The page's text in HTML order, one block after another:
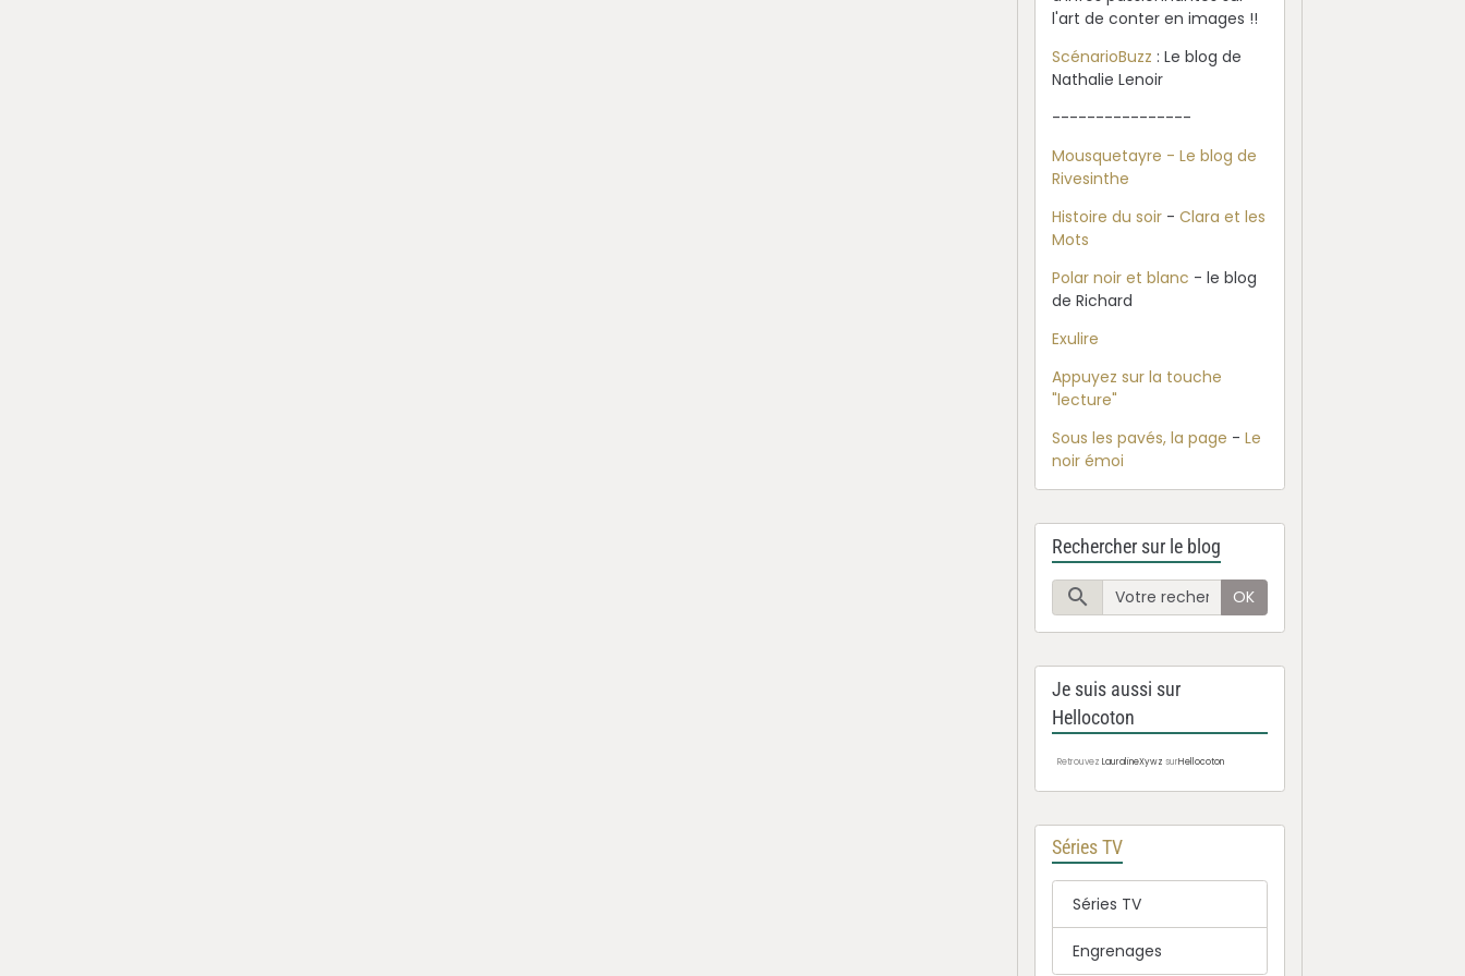
l'art de conter en images !!
ScénarioBuzz : Le blog de
Nathalie Lenoir
----------------
Mousquetayre - Le blog de
Rivesinthe
Histoire du soir -Clara et les
Mots
Polar noir et blanc - le blog
de Richard
Exulire
Appuyez sur la touche
"lecture"
Sous les pavés, la page -Le
noir émoi
Rechercher sur le blog
OK
Je suis aussi sur
Hellocoton
RetrouvezLauralineXywz surHellocoton
Séries TV
Séries TV
Engrenages